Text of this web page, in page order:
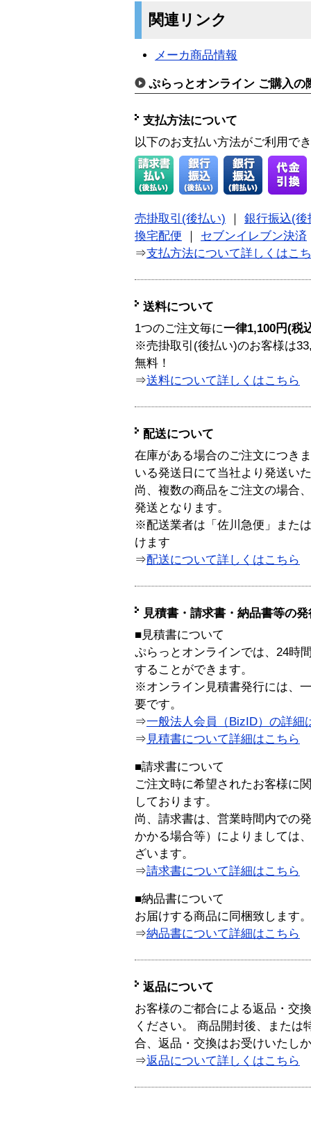
関連リンク
メーカ商品情報
ぷらっとオンライン ご購入の
支払方法について
以下のお支払い方法がご利用で
売掛取引(後払い)
銀行振込(後
換宅配便
セブンイレブン決済
⇒支払方法について詳しくはこ
送料について
1つのご注文毎に一律1,100円(税
※売掛取引(後払い)のお客様は
無料！
⇒送料について詳しくはこちら
配送について
在庫がある場合のご注文につき
いる発送日にて当社より発送い
尚、複数の商品をご注文の場合
発送となります。
※配送業者は「佐川急便」また
けます
⇒配送について詳しくはこちら
見積書・請求書・納品書等の
■見積書について
ぷらっとオンラインでは、24時
することができます。
※オンライン見積書発行には、
要です。
⇒一般法人会員（BizID）の詳細
⇒ 見積書について詳細はこちら
■請求書について
ご注文時に希望されたお客様に
しております。
尚、請求書は、営業時間内での
かかる場合等）によりましては
ざいます。
⇒請求書について詳細はこちら
■納品書について
お届けする商品に同梱致します。
⇒納品書について詳細はこちら
返品について
お客様のご都合による返品・交
ください。 商品開封後、または
合、返品・交換はお受けいたし
⇒返品について詳しくはこちら